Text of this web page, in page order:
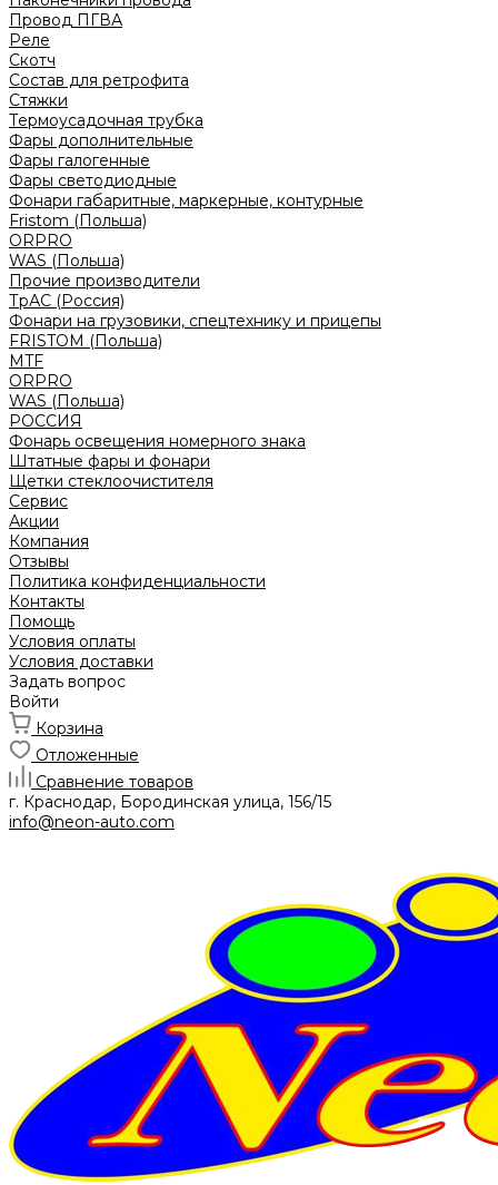
Провод ПГВА
Реле
Скотч
Состав для ретрофита
Стяжки
Термоусадочная трубка
Фары дополнительные
Фары галогенные
Фары светодиодные
Фонари габаритные, маркерные, контурные
Fristom (Польша)
ORPRO
WAS (Польша)
Прочие производители
ТрАС (Россия)
Фонари на грузовики, спецтехнику и прицепы
FRISTOM (Польша)
MTF
ORPRO
WAS (Польша)
РОССИЯ
Фонарь освещения номерного знака
Штатные фары и фонари
Щетки стеклоочистителя
Сервис
Акции
Компания
Отзывы
Политика конфиденциальности
Контакты
Помощь
Условия оплаты
Условия доставки
Задать вопрос
Войти
Корзина
Отложенные
Сравнение товаров
г. Краснодар, Бородинская улица, 156/15
info@neon-auto.com